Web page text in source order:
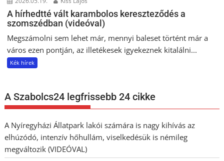
A hírhedtté vált karambolos kereszteződés a
szomszédban (videóval)
Megszámolni sem lehet már, mennyi baleset történt már a
város ezen pontján, az illetékesek igyekeznek kitalálni...
Kék hírek
A Szabolcs24 legfrissebb 24 cikke
A Nyíregyházi Állatpark lakói számára is nagy kihívás az
elhúzódó, intenzív hőhullám, viselkedésük is némileg
megváltozik (VIDEÓVAL)